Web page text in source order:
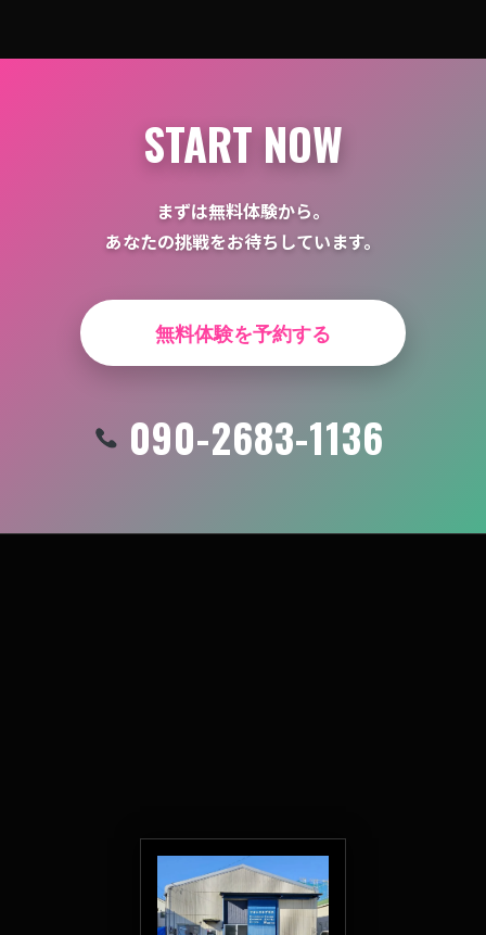
ョ
START NOW
まずは無料体験から。
あなたの挑戦をお待ちしています。
無料体験を予約する
090-2683-1136